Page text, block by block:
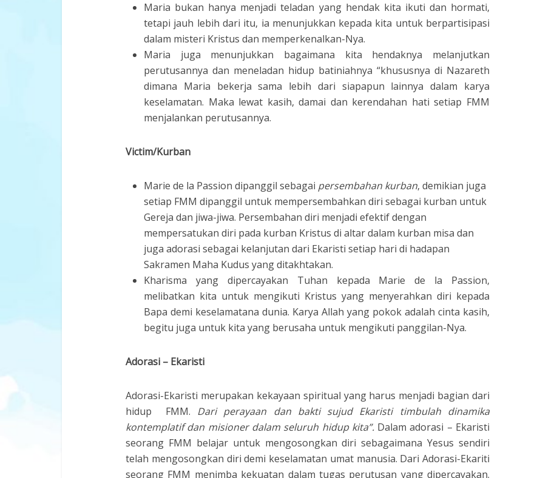
Maria bukan hanya menjadi teladan yang hendak kita ikuti dan hormati,
tetapi jauh lebih dari itu, ia menunjukkan kepada kita untuk berpartisipasi
dalam misteri Kristus dan memperkenalkan-Nya.
Maria juga menunjukkan bagaimana kita hendaknya melanjutkan
perutusannya dan meneladan hidup batiniahnya “khususnya di Nazareth
dimana Maria bekerja sama lebih dari siapapun lainnya dalam karya
keselamatan. Maka lewat kasih, damai dan kerendahan hati setiap FMM
menjalankan perutusannya.
Victim/Kurban
Marie de la Passion dipanggil sebagai persembahan kurban, demikian juga
setiap FMM dipanggil untuk mempersembahkan diri sebagai kurban untuk
Gereja dan jiwa-jiwa. Persembahan diri menjadi efektif dengan
mempersatukan diri pada kurban Kristus di altar dalam kurban misa dan
juga adorasi sebagai kelanjutan dari Ekaristi setiap hari di hadapan
Sakramen Maha Kudus yang ditakhtakan.
Kharisma yang dipercayakan Tuhan kepada Marie de la Passion,
melibatkan kita untuk mengikuti Kristus yang menyerahkan diri kepada
Bapa demi keselamatana dunia. Karya Allah yang pokok adalah cinta kasih,
begitu juga untuk kita yang berusaha untuk mengikuti panggilan-Nya.
Adorasi – Ekaristi
Adorasi-Ekaristi merupakan kekayaan spiritual yang harus menjadi bagian dari
hidup FMM. Dari perayaan dan bakti sujud Ekaristi timbulah dinamika
kontemplatif dan misioner dalam seluruh hidup kita”. Dalam adorasi – Ekaristi
seorang FMM belajar untuk mengosongkan diri sebagaimana Yesus sendiri
telah mengosongkan diri demi keselamatan umat manusia. Dari Adorasi-Ekariti
seorang FMM menimba kekuatan dalam tugas perutusan yang dipercayakan.